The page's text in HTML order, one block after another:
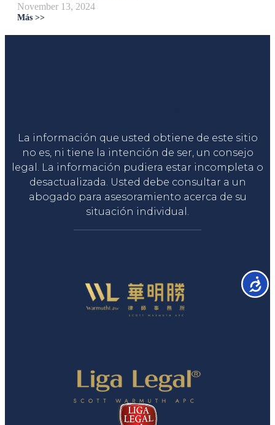
November 13, 2024
Más >>
La información que usted obtiene de este sitio
no es, ni tiene la intención de ser, un consejo
legal. La información pudiera estar incompleta o
desactualizada. Usted debe consultar a un
abogado para asesoramiento acerca de su
situación individual.